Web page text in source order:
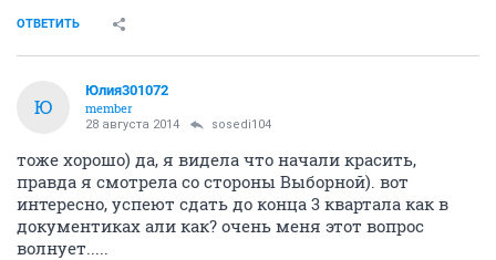
ОТВЕТИТЬ
Ю
Юлия301072
member
28 августа 2014 sosedi104
тоже хорошо) да, я видела что начали красить,
правда я смотрела со стороны Выборной). вот
интересно, успеют сдать до конца 3 квартала как в
документиках али как? очень меня этот вопрос
волнует.....